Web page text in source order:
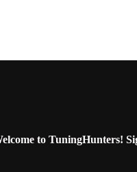
to TuningHunters!